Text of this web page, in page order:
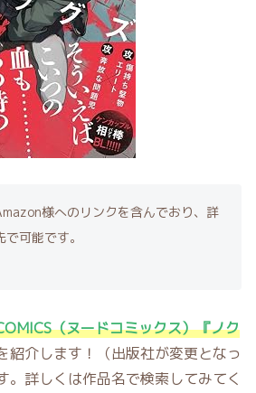
様へのリンクを含んでおり、詳
可能です。
（ヌードコミックス）『ノク
紹介します！（出版社が変更となっ
。詳しくは作品名で検索してみてく